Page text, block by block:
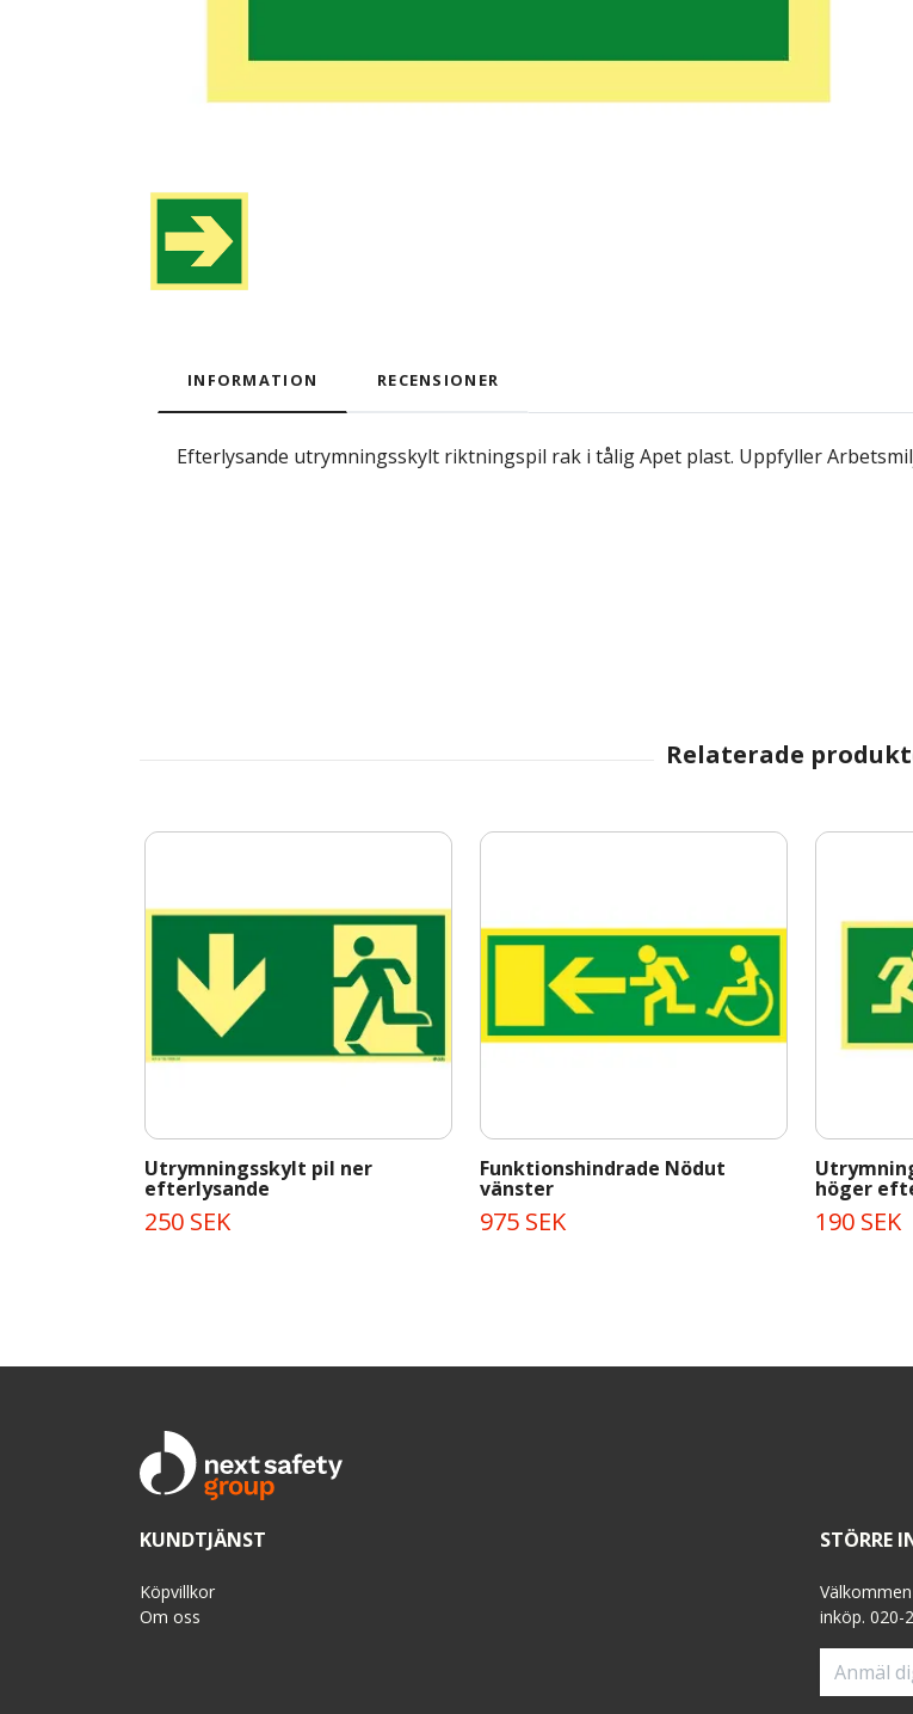
INFORMATION RECENSIONER
Efterlysande utrymningsskylt riktningspil rak i tålig Apet plast. Uppfyller
Utrymningsskylt pil ner
efterlysande
250 SEK
Funktionshindrade Nödut
vänster
975 SEK
höger
190 SEK
KUNDTJÄNST
Köpvillkor
Om oss
STÖRRE
inköp. 020-